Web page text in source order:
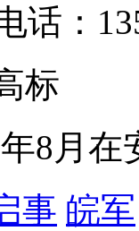
话：
标
8月
事 皖军